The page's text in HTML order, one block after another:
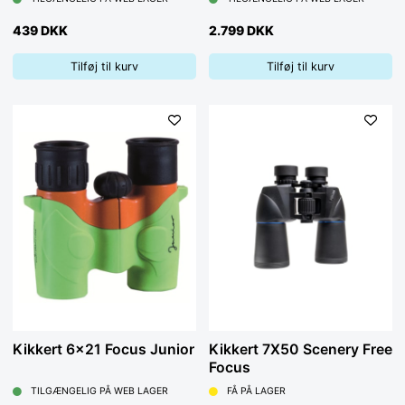
439 DKK
Tilføj til kurv
2.799 DKK
Tilføj til kurv
Kikkert 6x21 Focus Junior
TILGÆNGELIG PÅ WEB LAGER
Kikkert 7X50 Scenery Free
Focus
FÅ PÅ LAGER